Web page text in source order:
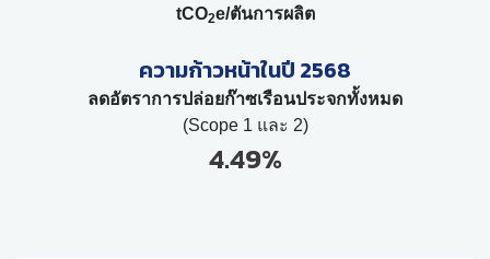
tCO2e/ตันการผลิต
ความก้าวหน้าในปี 2568
ลดอัตราการปล่อยก๊าซเรือนประจกทั้งหมด
(Scope 1 และ 2)
4.49%